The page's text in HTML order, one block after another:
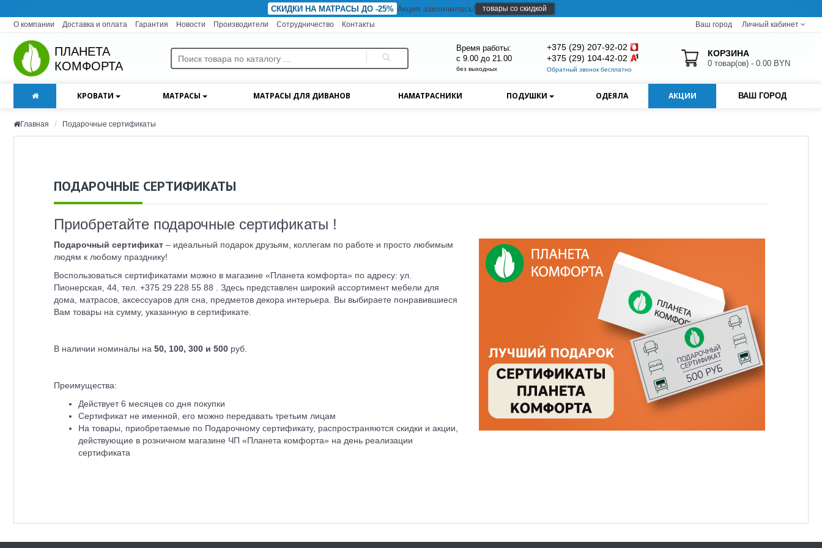
СКИДКИ НА МАТРАСЫ ДО -25% Акция закончилась!
товары со скидкой
О компании
Доставка и оплата Гарантия Новости Производители Сотрудничество Контакты Ваш город Личный кабинет
ПЛАНЕТА
КОМФОРТА
Время работы:
с 9.00 до 21.00
без выходных
+375 (29) 207-92-02
+375 (29) 104-42-02
Обратный звонок бесплатно
КОРЗИНА
0 товар(ов) - 0.00 BYN
КРОВАТИ МАТРАСЫ МАТРАСЫ ДЛЯ ДИВАНОВ НАМАТРАСНИКИ ПОДУШКИ ОДЕЯЛА АКЦИИ ВАШ ГОРОД
Главная Подарочные сертификаты
ПОДАРОЧНЫЕ СЕРТИФИКАТЫ
Приобретайте подарочные сертификаты !
Подарочный сертификат – идеальный подарок друзьям, коллегам по работе и просто любимым
людям к любому празднику!
Воспользоваться сертификатами можно в магазине «Планета комфорта» по адресу: ул.
Пионерская, 44, тел. +375 29 228 55 88 . Здесь представлен широкий ассортимент мебели для
дома, матрасов, аксессуаров для сна, предметов декора интерьера. Вы выбираете понравившиеся
Вам товары на сумму, указанную в сертификате.
В наличии номиналы на 50, 100, 300 и 500 руб.
Преимущества:
Действует 6 месяцев со дня покупки
Сертификат не именной, его можно передавать третьим лицам
На товары, приобретаемые по Подарочному сертификату, распространяются скидки и акции,
действующие в розничном магазине ЧП «Планета комфорта» на день реализации
сертификата